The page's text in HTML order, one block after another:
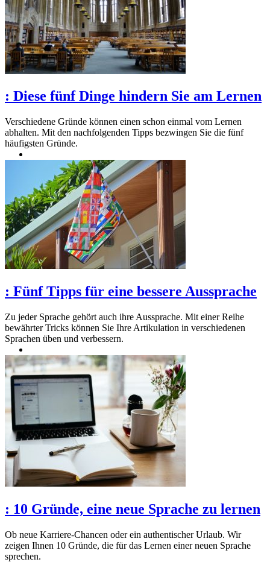
: Diese fünf Dinge hindern Sie am Lernen
Verschiedene Gründe können einen schon einmal vom Lernen
abhalten. Mit den nachfolgenden Tipps bezwingen Sie die fünf
häufigsten Gründe.
: Fünf Tipps für eine bessere Aussprache
Zu jeder Sprache gehört auch ihre Aussprache. Mit einer Reihe
bewährter Tricks können Sie Ihre Artikulation in verschiedenen
Sprachen üben und verbessern.
: 10 Gründe, eine neue Sprache zu lernen
Ob neue Karriere-Chancen oder ein authentischer Urlaub. Wir
zeigen Ihnen 10 Gründe, die für das Lernen einer neuen Sprache
sprechen.